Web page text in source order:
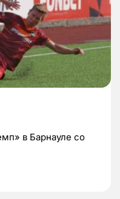
в Барнауле со